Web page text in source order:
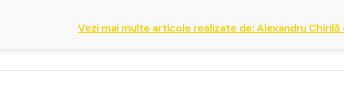
Vezi mai multe articole realizate de: Alexandru Chirilă